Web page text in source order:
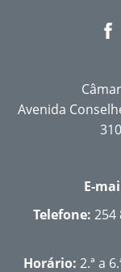
Avenida
E-
Telefone: 254
Horário: 2.ª a